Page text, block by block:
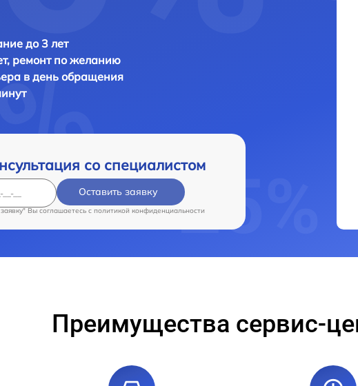
до 3 лет
ремонт по желанию
в день обращения
со специалистом
Оставить заявку
Вы соглашаетесь c политикой конфиденциальности
Преимущества сервис-